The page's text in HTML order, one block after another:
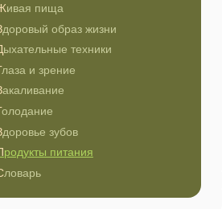
Живая пища
Здоровый образ жизни
Дыхательные техники
Глаза и зрение
Закаливание
Голодание
Здоровье зубов
Продукты питания
Словарь